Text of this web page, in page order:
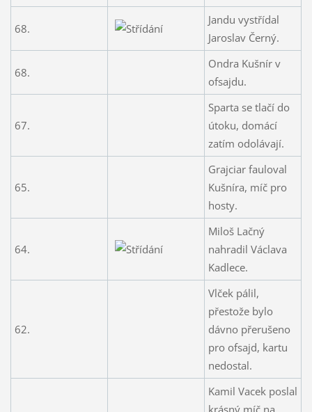
68.
Jandu vystřídal
Jaroslav Černý.
68.
Ondra Kušnír v
ofsajdu.
67.
Sparta se tlačí do
útoku, domácí
zatím odolávají.
65.
Grajciar fauloval
Kušníra, míč pro
hosty.
64.
Miloš Lačný
nahradil Václava
Kadlece.
62.
Vlček pálil,
přestože bylo
dávno přerušeno
pro ofsajd, kartu
nedostal.
Kamil Vacek poslal